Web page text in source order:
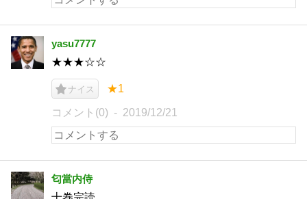
yasu7777
★★★☆☆
ナイス ★1
コメント(0) 2019/12/21
匂當内侍